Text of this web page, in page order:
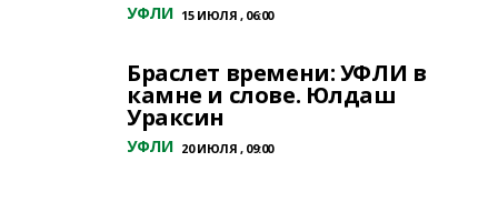
УФЛИ 15 ИЮЛЯ , 06:00
Браслет времени: УФЛИ в
камне и слове. Юлдаш
Ураксин
УФЛИ 20 ИЮЛЯ , 09:00